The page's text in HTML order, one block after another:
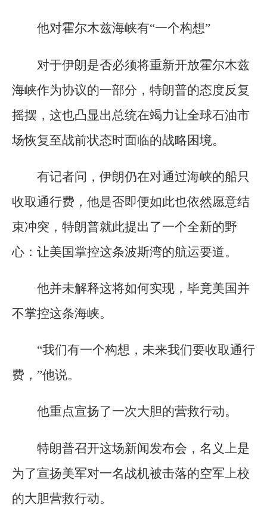
他对霍尔木兹海峡有“一个构想”
对于伊朗是否必须将重新开放霍尔木兹
海峡作为协议的一部分，特朗普的态度反复
摇摆，这也凸显出总统在竭力让全球石油市
场恢复至战前状态时面临的战略困境。
有记者问，伊朗仍在对通过海峡的船只
收取通行费，他是否即便如此也依然愿意结
束冲突，特朗普就此提出了一个全新的野
心：让美国掌控这条波斯湾的航运要道。
他并未解释这将如何实现，毕竟美国并
不掌控这条海峡。
“我们有一个构想，未来我们要收取通行
费，”他说。
他重点宣扬了一次大胆的营救行动。
特朗普召开这场新闻发布会，名义上是
为了宣扬美军对一名战机被击落的空军上校
的大胆营救行动。